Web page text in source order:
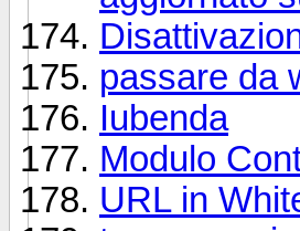
passare da
Iubenda
Modulo
URL in